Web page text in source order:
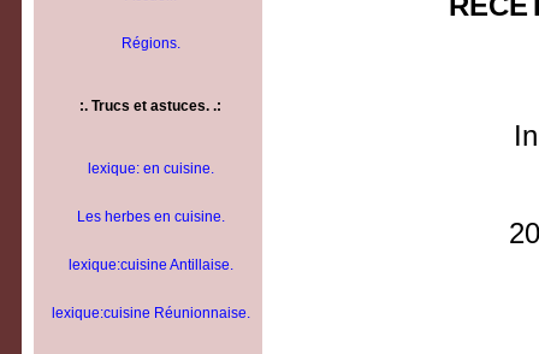
Régions.
:. Trucs et astuces. .:
lexique: en cuisine.
Les herbes en cuisine.
lexique:cuisine Antillaise.
lexique:cuisine Réunionnaise.